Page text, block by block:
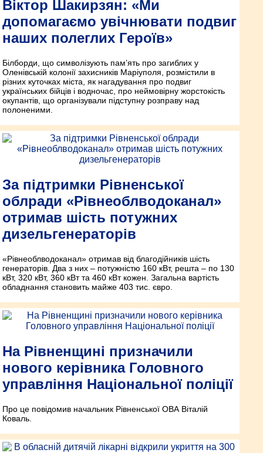
Віктор Шакирзян: «Ми
допомагаємо увічнювати подвиг
наших полеглих Героїв»
Білборди, що символізують пам’ять про загиблих у
Оленівській колонії захисників Маріуполя, розмістили в
різних куточках міста, як нагадування про подвиг
українських бійців і водночас, про неймовірну жорстокість
окупантів, що організували підступну розправу над
полоненими.
За підтримки Рівненської
облради «Рівнеоблводоканал»
отримав шість потужних
дизельгенераторів
«Рівнеоблводоканал» отримав від благодійників шість
генераторів. Два з них – потужністю 160 кВт, решта – по 130
кВт, 320 кВт, 360 кВт та 460 кВт кожен. Загальна вартість
обладнання становить майже 403 тис. євро.
На Рівненщині призначили
нового керівника Головного
управління Національної поліції
Про це повідомив начальник Рівненської ОВА Віталій
Коваль.